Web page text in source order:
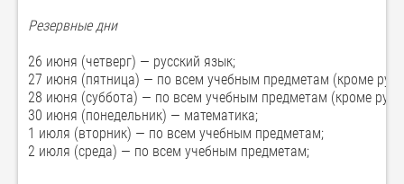
Резервные дни
26 июня (четверг) — русский язык;
27 июня (пятница) — по всем учебным предметам (кроме
28 июня (суббота) — по всем учебным предметам (кроме
30 июня (понедельник) — математика;
1 июля (вторник) — по всем учебным предметам;
2 июля (среда) — по всем учебным предметам;